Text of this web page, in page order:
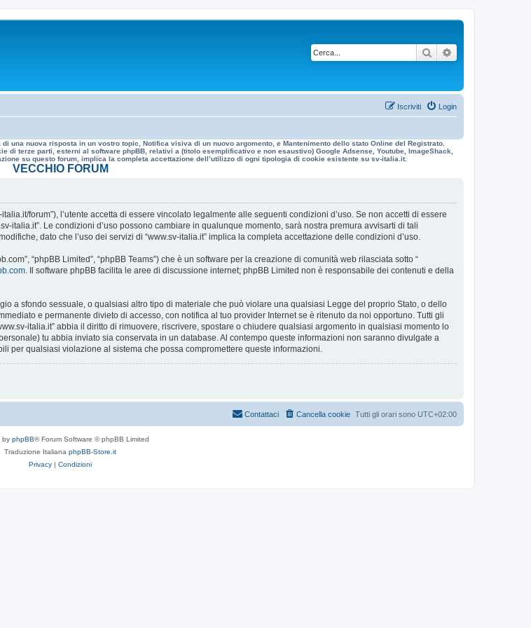
Cerca
Login
Iscriviti
nuova risposta in un vostro topic, Notifica visiva di un nuovo argomento, e Mantenimento dello stato Online del Registrato.
terze parti, esterni al software phpBB, relativi a (titolo esemplificativo e non esaustivo) Google Adsense, Youtube, ImageShack,
su questo forum, implica la completa accettazione dell’utilizzo di ogni tipologia di cookie esistente su sv-italia.it.
VECCHIO FORUM
italia.it/forum”), l’utente accetta di essere vincolato legalmente alle seguenti condizioni d’uso. Se non accetti di essere
italia.it”. Le condizioni d’uso possono cambiare in qualunque momento, sarà nostra premura avvisarti di tali
dato che l’uso dei servizi di “www.sv-italia.it” implica la completa accettazione delle condizioni d’uso.
“phpBB Limited”, “phpBB Teams”) che è un software per la creazione di comunità web rilasciata sotto “
. Il software phpBB facilita le aree di discussione internet; phpBB Limited non è responsabile dei contenuti e della
a sfondo sessuale, o qualsiasi altro tipo di materiale che può violare una qualsiasi Legge del proprio Stato, o dello
e permanente divieto di accesso, con notifica al tuo provider Internet se è ritenuto da noi opportuno. Tutti gli
italia.it” abbia il diritto di rimuovere, riscrivere, spostare o chiudere qualsiasi argomento in qualsiasi momento lo
tu abbia inviato sia conservata in un database. Al contempo queste informazioni non saranno divulgate a
per qualsiasi violazione al sistema che possa compromettere queste informazioni.
Tutti gli orari sono UTC+02:00
Cancella cookie
Contattaci
by phpBB® Forum Software © phpBB Limited
Traduzione Italiana phpBB-Store.it
Privacy | Condizioni